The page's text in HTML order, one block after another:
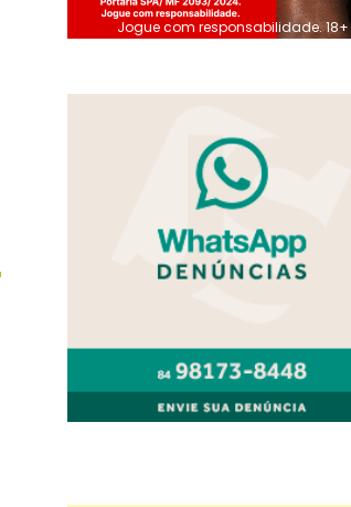
Jogue com responsabilidade. 18+